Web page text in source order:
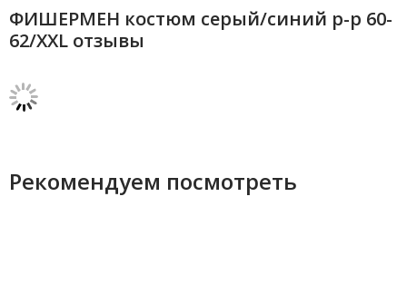
ФИШЕРМЕН костюм серый/синий р-р 60-
62/XXL отзывы
Рекомендуем посмотреть